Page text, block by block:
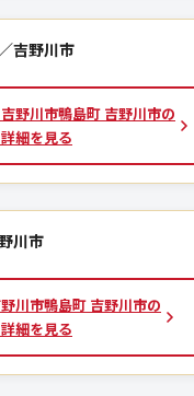
吉野川市
野川市鴨島町 吉野川市の
細を見る
川市
川市鴨島町 吉野川市の
細を見る